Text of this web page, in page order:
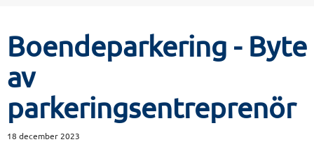
Boendeparkering - Byte
av
parkeringsentreprenör
18 december 2023